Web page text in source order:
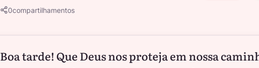
0compartilhamentos
Boa tarde! Que Deus nos proteja em nossa